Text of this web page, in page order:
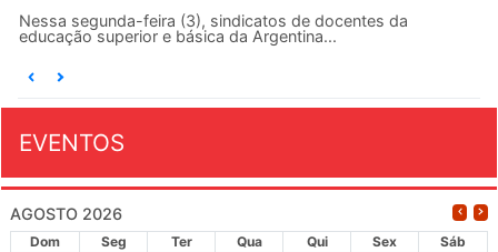
Nessa segunda-feira (3), sindicatos de docentes da
educação superior e básica da Argentina...
EVENTOS
AGOSTO 2026
Dom Seg Ter Qua Qui Sex
Sáb